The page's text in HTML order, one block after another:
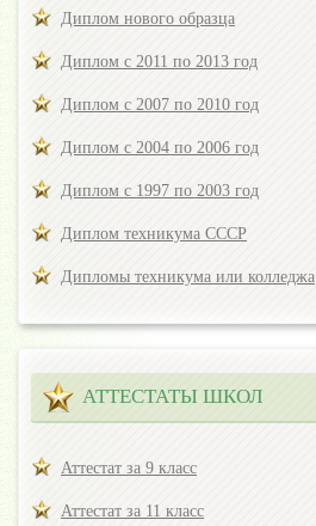
Диплом нового образца
Диплом с 2011 по 2013 год
Диплом с 2007 по 2010 год
Диплом с 2004 по 2006 год
Диплом с 1997 по 2003 год
Диплом техникума СССР
Дипломы техникума или колледжа
АТТЕСТАТЫ ШКОЛ
Аттестат за 9 класс
Аттестат за 11 класс